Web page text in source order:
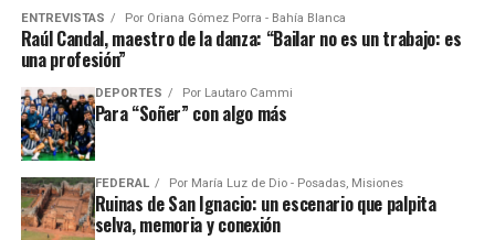
ENTREVISTAS Por Oriana Gómez Porra - Bahía Blanca
Raúl Candal, maestro de la danza: “Bailar no es un trabajo: es
una profesión”
DEPORTES Por Lautaro Cammi
Para “Soñer” con algo más
FEDERAL Por María Luz de Dio - Posadas, Misiones
Ruinas de San Ignacio: un escenario que palpita
selva, memoria y conexión